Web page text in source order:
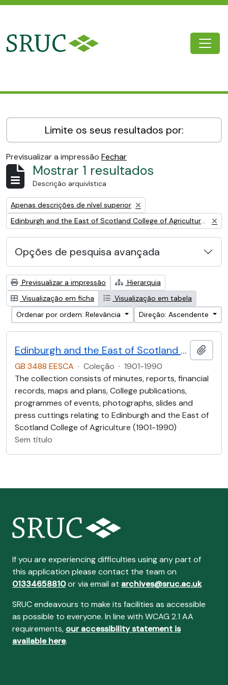
Limite os seus resultados por:
Previsualizar a impressão Fechar
Mostrar 1 resultados
Descrição arquivística
Remove filter:
Apenas descrições de nível superior
Remove filter:
Edinburgh and the East of Scotland College of Agriculture (EESCA)
Opções de pesquisa avançada
Previsualizar a impressão
Hierarquia
Visualização em ficha
Visualização em tabela
Ordenar por ordem: Relevância
Direção: Ascendente
Edinburgh and the East of Scotland College of Agriculture (EESCA)
GB 3488 EESCA · Coleção · 1901-1990
The collection consists of minutes, reports, financial
records, maps and plans, College publications,
programmes of events, photographs, slides and
press cuttings relating to Edinburgh and the East of
Scotland College of Agriculture (1901-1990)
Sem título
If you are experiencing difficulties using any part of
this application please contact the team on
01334658810or via email at archives@sruc.ac.uk
SRUC endeavours to make its facilities as accessible
as possible to everyone. In line with WCAG 2.1 AA
requirements, our accessibility statement is
available here.